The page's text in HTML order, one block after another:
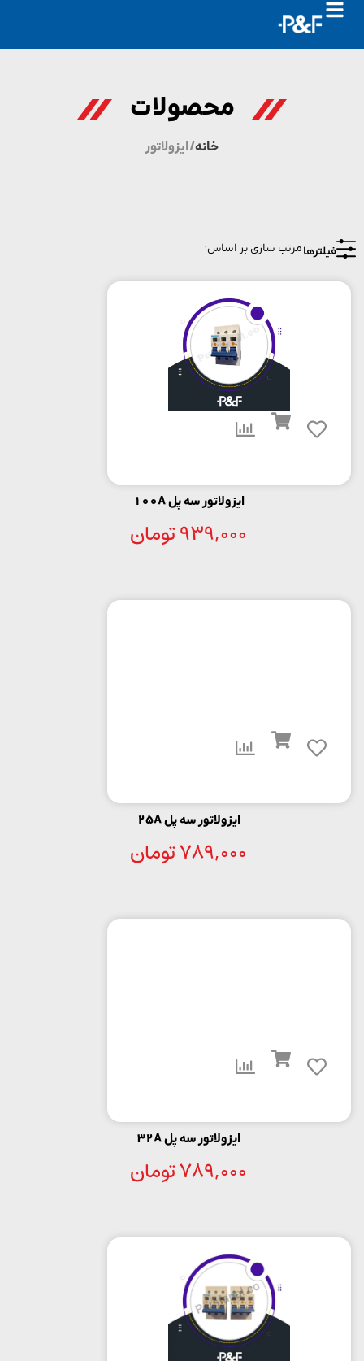
محصولات
/ ایزولاتور
ایزولاتور سه پل 100A
939,000تومان
ایزولاتور سه پل 25A
789,000تومان
ایزولاتور سه پل 32A
789,000تومان